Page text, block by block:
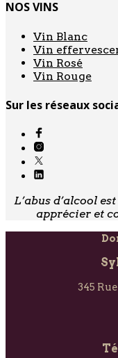
NOS VINS
Vin Blanc
Vin
Vin Rosé
Vin Rouge
Sur les réseaux
L’abus d’alcool
apprécier et
345